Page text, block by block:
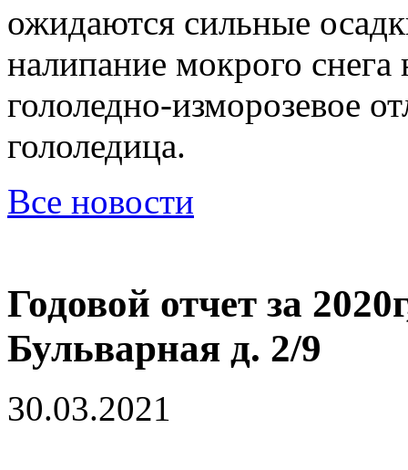
ожидаются сильные
налипание мокрого снега
гололедно-изморозевое
гололедица.
Все новости
Годовой отчет за
Бульварная д. 2/9
30.03.2021